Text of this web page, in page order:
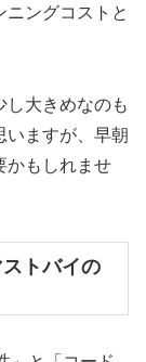
ニングコストと
し大きめなのも
いますが、早朝
かもしれませ
トバイの